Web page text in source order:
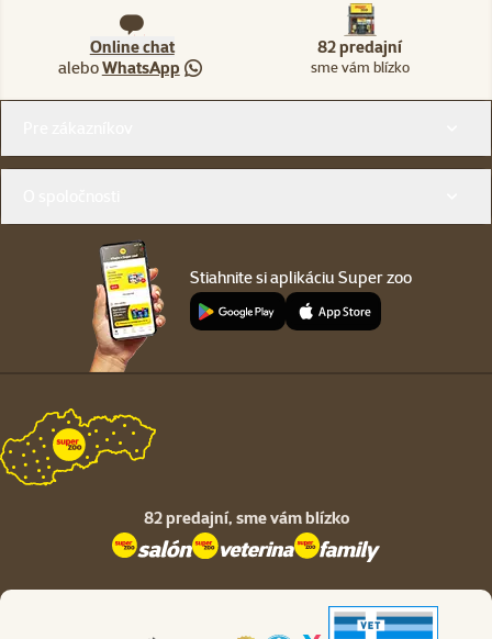
Online chat
aleboWhatsApp
82 predajní
sme vám blízko
Stiahnite si aplikáciu Super zoo
82 predajní, sme vám blízko